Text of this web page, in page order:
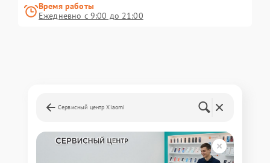
Время работы
Ежедневно с 9:00 до 21:00
Сервисный центр Xiaomi